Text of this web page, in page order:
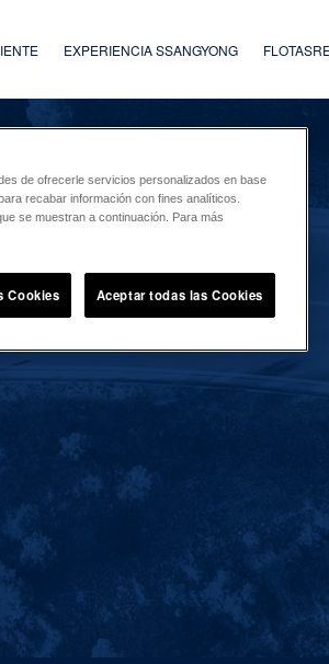
EXPERIENCIA SSANGYONG FLOTAS
de ofrecerle servicios personalizados en base
recabar información con fines analíticos.
se muestran a continuación. Para más
Cookies Aceptar todas las Cookies